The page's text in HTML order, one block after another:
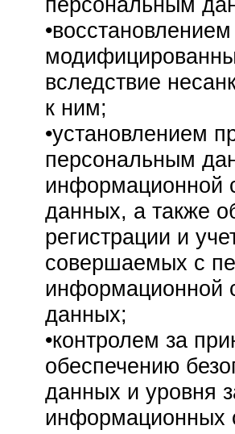
вследствие
к ним;
•установлением
персональным
информационной
данных, а также
регистрации и
совершаемых с
информационной
данных;
•контролем за
обеспечению
данных и уровня
информационных